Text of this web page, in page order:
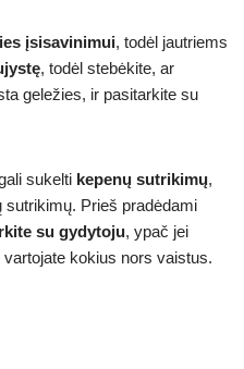
įsisavinimui, todėl jautriems
, todėl stebėkite, ar
geležies, ir pasitarkite su
sukelti kepenų sutrikimų,
Prieš pradėdami
su gydytoju, ypač jei
kokius nors vaistus.